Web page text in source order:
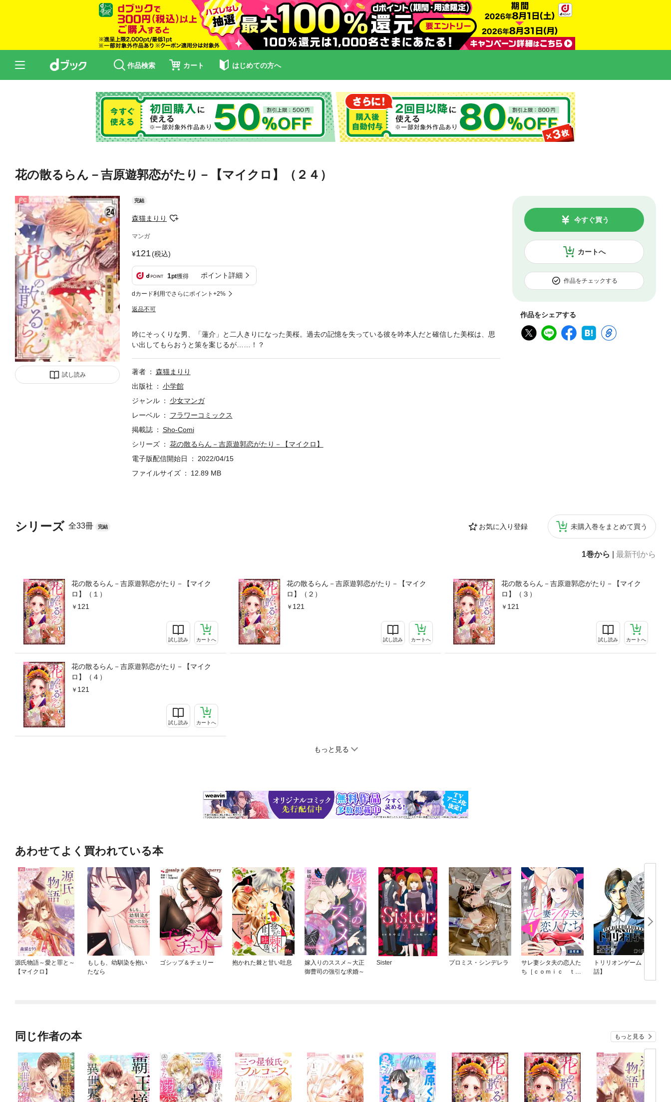
作品検索 カート はじめての方へ
花の散るらん－吉原遊郭恋がたり－【マイクロ】（２４）
試し読み
完結
森猫まりり
マンガ
121(税込)
1pt獲得 ポイント詳細
dカード利用でさらにポイント+2%
返品不可
カートへ
今すぐ買う
作品をチェックする
作品をシェアする
シリーズ 全33冊 完結 お気に入り登録 未購入巻をまとめて買う
1巻から 最新刊から
花の散るらん－吉原遊郭恋がたり－【マイク
ロ】（１）
121
試し読み カートへ
花の散るらん－吉原遊郭恋がたり－【マイク
ロ】（２）
121
試し読み カートへ
花の散るらん－吉原遊郭恋がたり－【マイク
ロ】（３）
121
試し読み カートへ
花の散るらん－吉原遊郭恋がたり－【マイク
ロ】（４）
121
試し読み カートへ
もっと見る
吟にそっくりな男、「蓮介」と二人きりになった美桜。過去の記憶を失っている彼を吟本人だと確信した美桜は、思
い出してもらおうと策を案じるが……！？
著者
森猫まりり
出版社
小学館
ジャンル
少女マンガ
レーベル
フラワーコミックス
掲載誌
Sho-Comi
シリーズ
花の散るらん－吉原遊郭恋がたり－【マイクロ】
電子版配信開始日
2022/04/15
ファイルサイズ
12.89 MB
あわせてよく買われている本
源氏物語～愛と罪と～
【マイクロ】
もしも、幼馴染を抱い
たなら
ゴシップ＆チェリー 抱かれた棘と甘い吐息
嫁入りのススメ～大正
御曹司の強引な求婚～
Sister プロミス・シンデレラ
サレ妻シタ夫の恋人た
ち［ｃｏｍｉｃ ｔｉ
トリリオンゲーム【単
話】
同じ作者の本 もっと見る